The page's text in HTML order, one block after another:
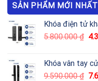
SẢN PHẨM MỚI NHẤT
Khóa điện tử
5.800.000₫
Khóa vân tay
9.590.000₫